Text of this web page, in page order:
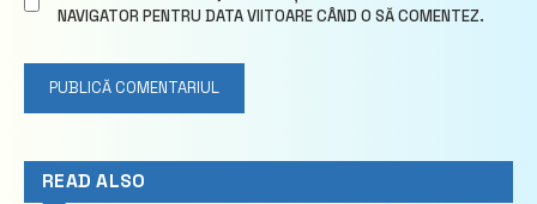
NAVIGATOR PENTRU DATA VIITOARE CÂND O SĂ COMENTEZ.
READ ALSO